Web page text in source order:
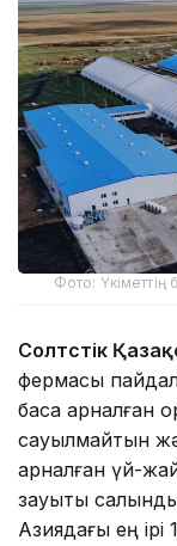
Фото: Үкіметтің
Солтүстік
фермасы
басқа арналған
сауылмайтын
арналған үй-
зауыты
Азиядағы ең ірі